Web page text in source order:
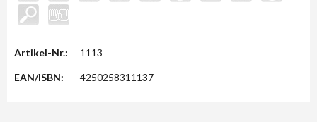
Artikel-Nr.: 1113
EAN/ISBN: 4250258311137